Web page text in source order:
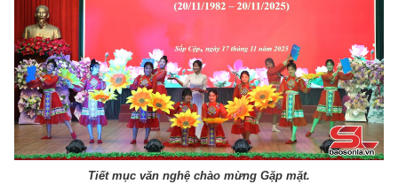
Tiết mục văn nghệ chào mừng Gặp mặt.